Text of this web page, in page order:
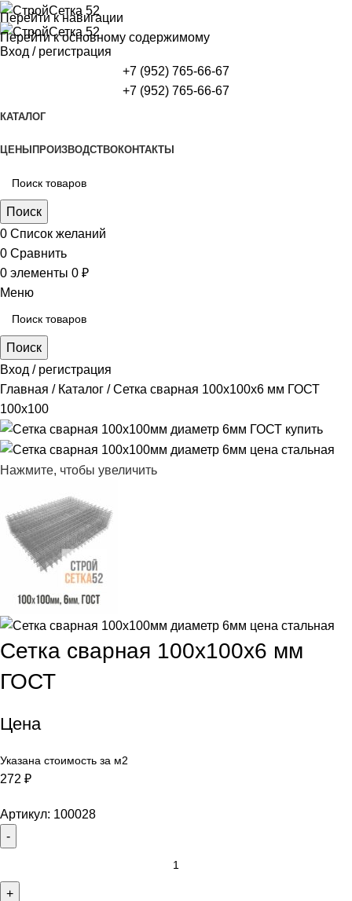
Перейти к навигации
Перейти к основному содержимому
Вход / регистрация
+7 (952) 765-66-67
+7 (952) 765-66-67
КАТАЛОГ
ЦЕНЫПРОИЗВОДСТВОКОНТАКТЫ
Поиск
0 Список желаний
0 Сравнить
0 элементы 0 ₽
Меню
Поиск
Вход / регистрация
Главная
Каталог
Сетка сварная 100х100х6 мм ГОСТ
100x100
Нажмите, чтобы увеличить
Сетка сварная 100х100х6 мм
ГОСТ
Цена
Указана стоимость за м2
272 ₽
Артикул: 100028